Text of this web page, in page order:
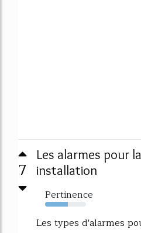
7
Les alarmes pour
installation
Pertinence
55%
Les types d'alarmes